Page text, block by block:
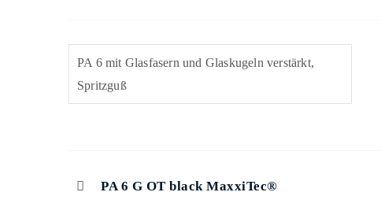
PA 6 mit Glasfasern und Glaskugeln verstärkt,
Spritzguß
PA 6 G OT black MaxxiTec®